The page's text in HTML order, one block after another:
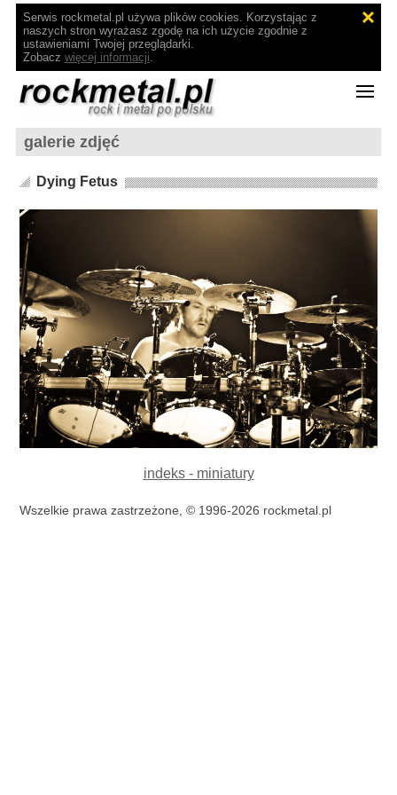
Serwis rockmetal.pl używa plików cookies. Korzystając z
naszych stron wyrażasz zgodę na ich użycie zgodnie z
ustawieniami Twojej przeglądarki.
Zobacz więcej informacji.
galerie zdjęć
Dying Fetus
indeks - miniatury
Wszelkie prawa zastrzeżone, © 1996-2026 rockmetal.pl